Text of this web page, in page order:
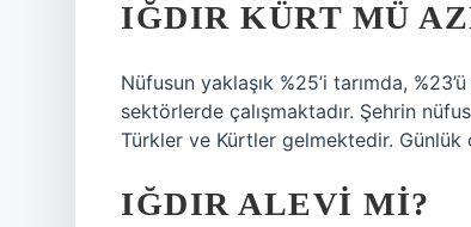
IĞDIR KÜRT MÜ
Nüfusun yaklaşık %25’i tarımda,
sektörlerde çalışmaktadır. Şehrin
Türkler ve Kürtler gelmektedir. Günlük
IĞDIR ALEVI MI?